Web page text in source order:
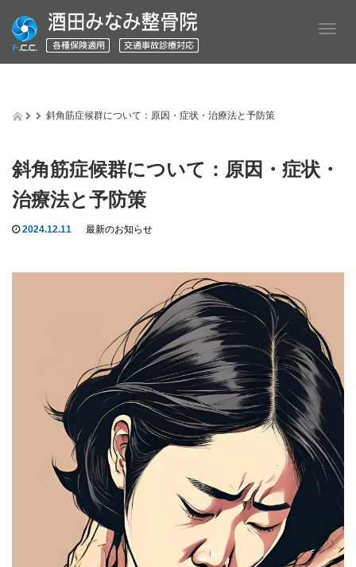
T
g
i
斜角筋症候群について：原因・症状・治療法と予防策
斜角筋症候群について：原因・症状・
治療法と予防策
2024.12.11 最新のお知らせ